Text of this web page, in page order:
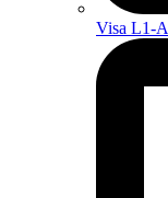
Visa L1-A